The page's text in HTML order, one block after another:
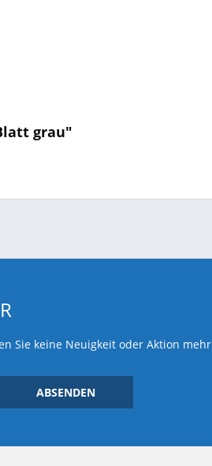
grau"
Sie keine Neuigkeit oder Aktion mehr
ABSENDEN